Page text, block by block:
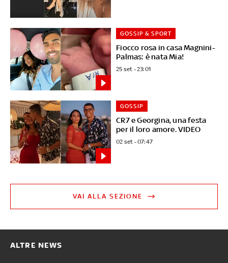
Fiocco rosa in casa Magnini-
Palmas: è nata Mia!
GOSSIP & SPORT
25 set - 23:01
CR7 e Georgina, una festa
per il loro amore. VIDEO
GOSSIP
02 set - 07:47
VAI ALLA SEZIONE
ALTRE NEWS